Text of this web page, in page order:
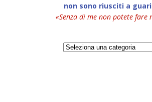
non sono riusciti a
«Senza di me non potete fare
Categorie